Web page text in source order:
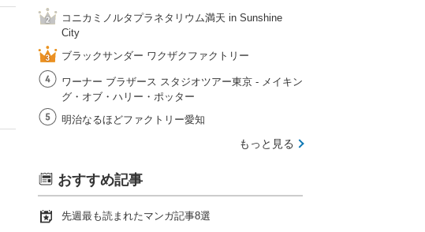
コニカミノルタプラネタリウム満天 in Sunshine
City
ブラックサンダー ワクザクファクトリー
ワーナー ブラザース スタジオツアー東京 ‐ メイキン
グ・オブ・ハリー・ポッター
明治なるほどファクトリー愛知
もっと見る
おすすめ記事
先週最も読まれたマンガ記事8選